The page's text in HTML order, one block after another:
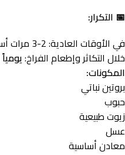
📅 التكرار:
في الأوقات العادية: 2-3 مرات أسبوعياً.
خلال التكاثر وإطعام الفراخ:يومياً
المكونات:
بروتين نباتي
حبوب
زيوت طبيعية
عسل
معادن أساسية